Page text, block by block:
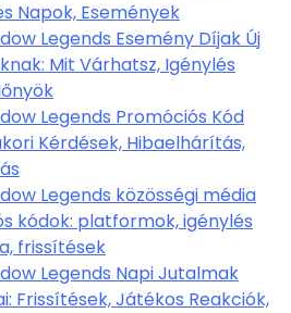
Napok, Események
Legends Esemény Díjak Új
Mit Várhatsz, Igénylés
Legends Promóciós Kód
Kérdések, Hibaelhárítás,
Legends közösségi média
kódok: platformok, igénylés
frissítések
Legends Napi Jutalmak
Frissítések, Játékos Reakciók,